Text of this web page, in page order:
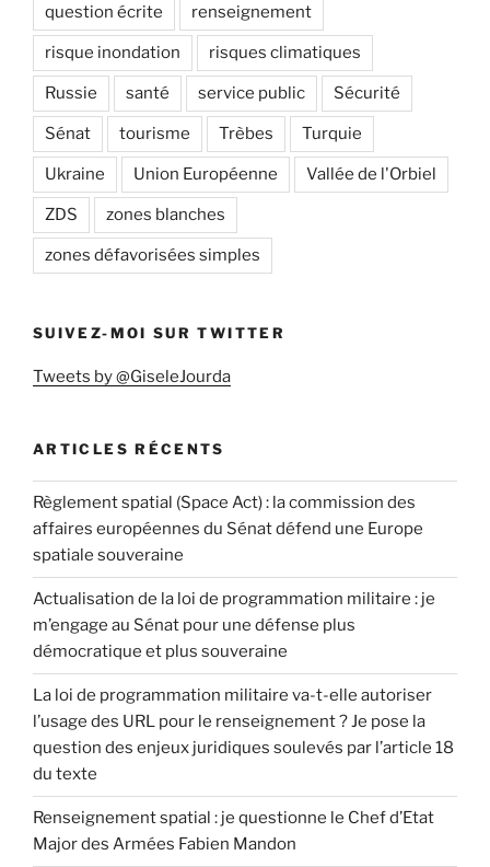
question écrite renseignement
risque inondation risques climatiques
Russie santé service public Sécurité
Sénat tourisme Trèbes Turquie
Ukraine Union Européenne Vallée de l'Orbiel
ZDS zones blanches
zones défavorisées simples
SUIVEZ-MOI SUR TWITTER
Tweets by @GiseleJourda
ARTICLES RÉCENTS
Règlement spatial (Space Act) : la commission des
affaires européennes du Sénat défend une Europe
spatiale souveraine
Actualisation de la loi de programmation militaire : je
m’engage au Sénat pour une défense plus
démocratique et plus souveraine
La loi de programmation militaire va-t-elle autoriser
l’usage des URL pour le renseignement ? Je pose la
question des enjeux juridiques soulevés par l’article 18
du texte
Renseignement spatial : je questionne le Chef d’Etat
Major des Armées Fabien Mandon